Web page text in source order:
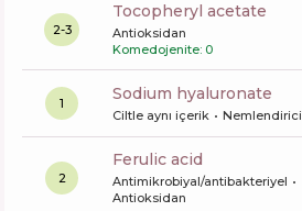
2-3
tocopheryl acetate
Antioksidan
Komedojenite: 0
1 sodium hyaluronate
Ciltle aynı içerik Nemlendirici
2
ferulic acid
Antimikrobiyal/antibakteriyel
Antioksidan